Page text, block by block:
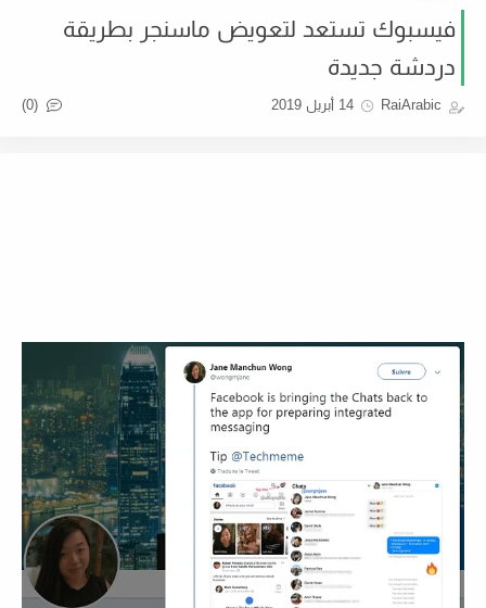
فيسبوك تستعد لتعويض ماسنجر بطريقة
دردشة جديدة
RaiArabic 14 أبريل 2019 (0)